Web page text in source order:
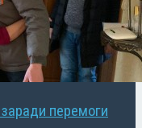
перемоги